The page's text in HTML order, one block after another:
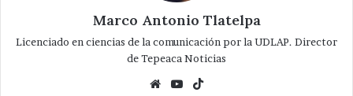
Marco Antonio Tlatelpa
Licenciado en ciencias de la comunicación por la UDLAP. Director
de Tepeaca Noticias
WebsiteYouTube